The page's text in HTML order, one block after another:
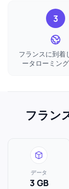
3
フランスに到着
ータローミン
フラン
データ
3 GB